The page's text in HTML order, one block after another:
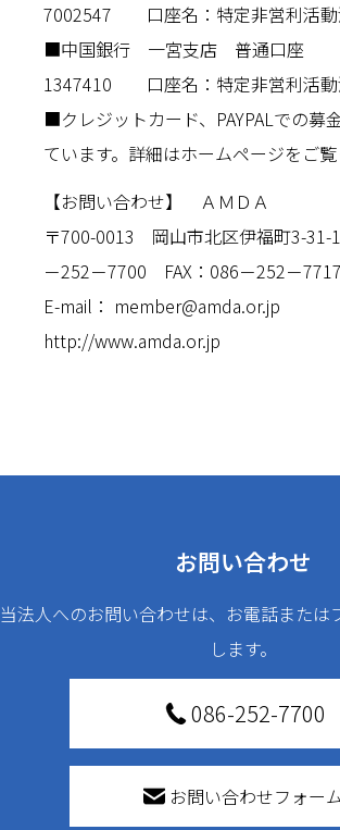
7002547 口座名：特定非営利活動
■中国銀行 一宮支店 普通口座
1347410 口座名：特定非営利活動
■クレジットカード、PAYPALでの募
ています。詳細はホームページをご覧
【お問い合わせ】 ＡＭＤＡ
〒700-0013 岡山市北区伊福町3-
－252－7700 FAX：086－252－
E-mail： member@amda.or.jp
http://www.amda.or.jp
お問い合わせ
当法人へのお問い合わせは、お電話または
します。
086-252-7700
お問い合わせフォー